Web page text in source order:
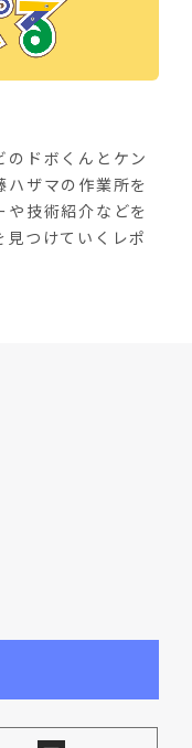
ドボくんとケン
ハザマの作業所を
や技術紹介などを
つけていくレポ